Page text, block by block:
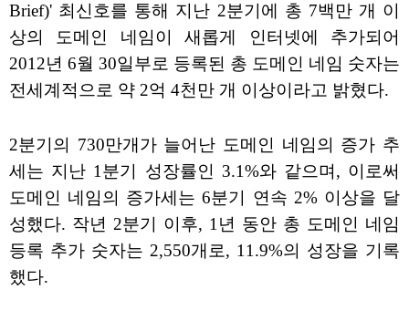
Brief)' 최신호를 통해 지난 2분기에 총 7백만 개 이
상의 도메인 네임이 새롭게 인터넷에 추가되어
2012년 6월 30일부로 등록된 총 도메인 네임 숫자는
전세계적으로 약 2억 4천만 개 이상이라고 밝혔다.
2분기의 730만개가 늘어난 도메인 네임의 증가 추
세는 지난 1분기 성장률인 3.1%와 같으며, 이로써
도메인 네임의 증가세는 6분기 연속 2% 이상을 달
성했다. 작년 2분기 이후, 1년 동안 총 도메인 네임
등록 추가 숫자는 2,550개로, 11.9%의 성장을 기록
했다.